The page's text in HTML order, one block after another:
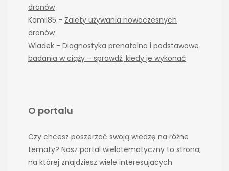
dronów
Kamil85 - Zalety używania nowoczesnych
dronów
Wladek - Diagnostyka prenatalna i podstawowe
badania w ciąży – sprawdź, kiedy je wykonać
O portalu
Czy chcesz poszerzać swoją wiedzę na różne
tematy? Nasz portal wielotematyczny to strona,
na której znajdziesz wiele interesujących